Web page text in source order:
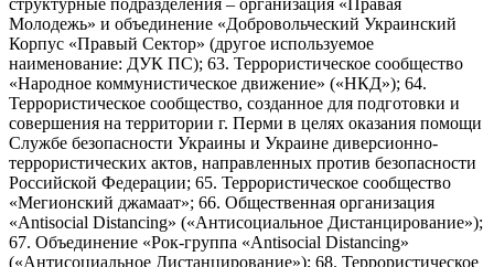
структурные подразделения – организация «Правая
Молодежь» и объединение «Добровольческий Украинский
Корпус «Правый Сектор» (другое используемое
наименование: ДУК ПС); 63. Террористическое сообщество
«Народное коммунистическое движение» («НКД»); 64.
Террористическое сообщество, созданное для подготовки и
совершения на территории г. Перми в целях оказания помощи
Службе безопасности Украины и Украине диверсионно-
террористических актов, направленных против безопасности
Российской Федерации; 65. Террористическое сообщество
«Мегионский джамаат»; 66. Общественная организация
«Antisocial Distancing» («Антисоциальное Дистанцирование»);
67. Объединение «Рок-группа «Antisocial Distancing»
(«Антисоциальное Дистанцирование»); 68. Террористическое